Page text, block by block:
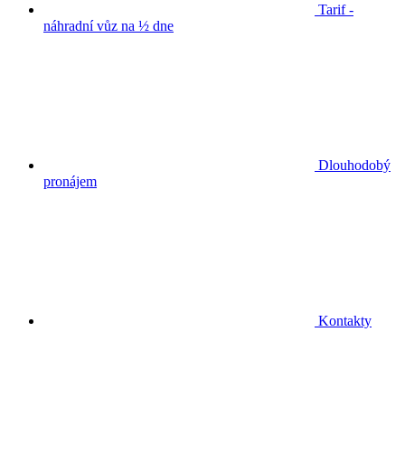
Tarif -
náhradní vůz na ½ dne
Dlouhodobý
pronájem
Kontakty